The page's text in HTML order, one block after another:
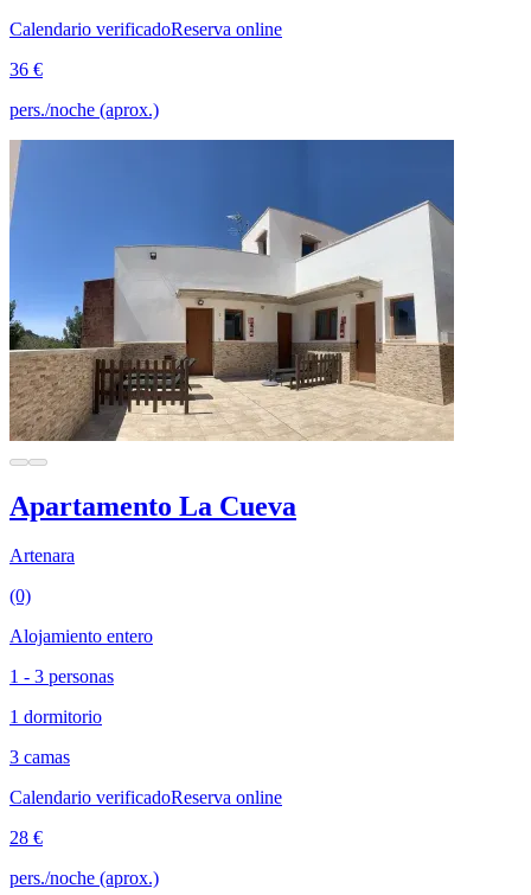
Calendario verificadoReserva online
36 €
pers./noche (aprox.)
Apartamento La Cueva
Artenara
(0)
Alojamiento entero
1 - 3 personas
1 dormitorio
3 camas
Calendario verificadoReserva online
28 €
pers./noche (aprox.)